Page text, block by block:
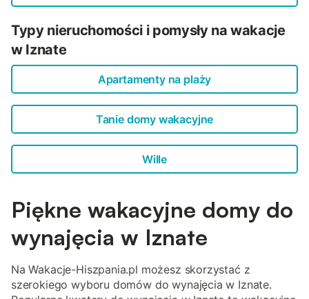
Typy nieruchomości i pomysły na wakacje
w Iznate
Apartamenty na plaży
Tanie domy wakacyjne
Wille
Piękne wakacyjne domy do
wynajęcia w Iznate
Na Wakacje-Hiszpania.pl możesz skorzystać z
szerokiego wyboru domów do wynajęcia w Iznate.